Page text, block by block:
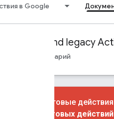
в Google
Dialogflow and legacy
Глоссарий
Диалоговые
диалоговых действий